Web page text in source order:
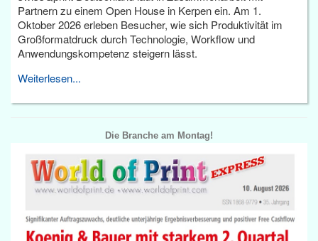
Partnern zu einem Open House in Kerpen ein. Am 1.
Oktober 2026 erleben Besucher, wie sich Produktivität im
Großformatdruck durch Technologie, Workflow und
Anwendungskompetenz steigern lässt.
Weiterlesen...
Die Branche am Montag!